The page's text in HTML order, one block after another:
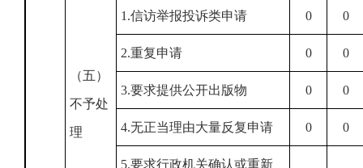
（五）
不予处
理
1.信访举报投诉类申请 0 0
2.重复申请 0 0
3.要求提供公开出版物 0 0
4.无正当理由大量反复申请 0 0
5.要求行政机关确认或重新